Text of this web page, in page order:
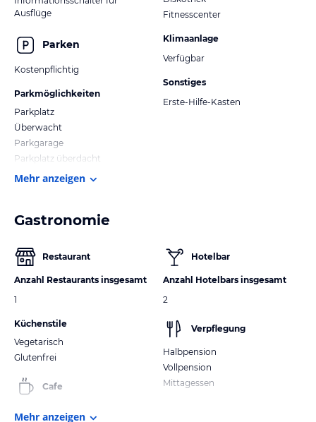
Ausflüge
Parken
Kostenpflichtig
Parkmöglichkeiten
Parkplatz
Überwacht
Parkgarage
Parkplatz überdacht
Fitnesscenter
Klimaanlage
Verfügbar
Sonstiges
Erste-Hilfe-Kasten
Mehr anzeigen
Gastronomie
Restaurant
Anzahl Restaurants insgesamt
1
Küchenstile
Vegetarisch
Glutenfrei
Cafe
Hotelbar
Anzahl Hotelbars insgesamt
2
Verpflegung
Halbpension
Vollpension
Mittagessen
Mehr anzeigen